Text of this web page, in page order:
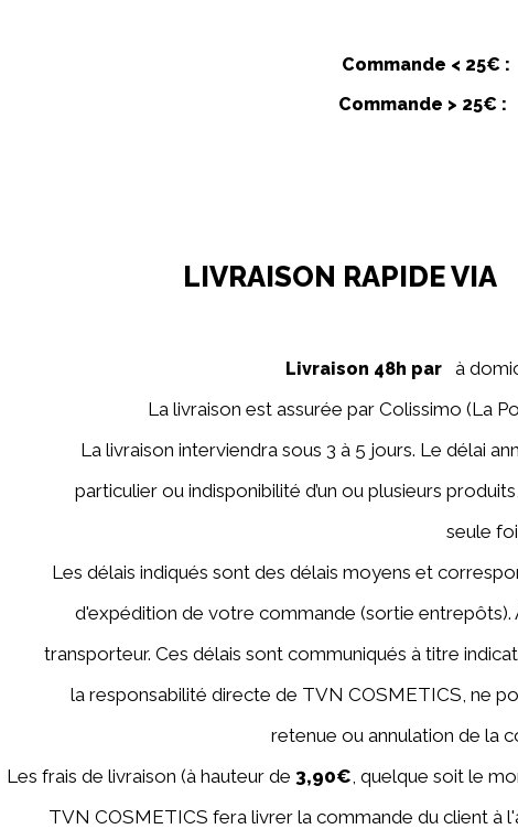
Commande < 25€ :
Commande > 25€ :
LIVRAISON RAPIDE VIA
Livraison 48h par à
La livraison est assurée par Colissimo (La
La livraison interviendra sous 3 à 5 jours. Le délai
particulier ou indisponibilité d’un ou plusieurs
seule
Les délais indiqués sont des délais moyens et
d'expédition de votre commande (sortie entrepôts).
transporteur. Ces délais sont communiqués à titre
la responsabilité directe de TVN COSMETICS, ne
retenue ou annulation de la
Les frais de livraison (à hauteur de 3,90€ , quelque soit le
TVN COSMETICS fera livrer la commande du client à